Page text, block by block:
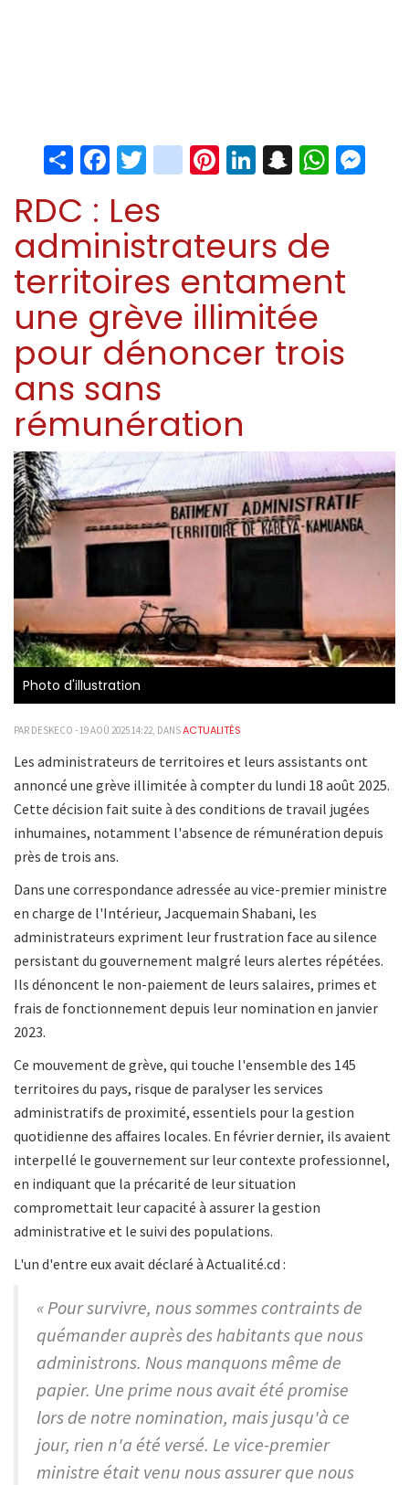
ShareFacebook
Twitter
instagram
Pinterest
LinkedIn
Snapchat
RDC : Les
administrateurs de
territoires entament
une grève illimitée
pour dénoncer trois
ans sans
rémunération
Photo d'illustration
PAR DESKECO - 19 AOÛ 2025 14:22, DANSACTUALITÉS
Les administrateurs de territoires et leurs assistants ont
annoncé une grève illimitée à compter du lundi 18 août 2025.
Cette décision fait suite à des conditions de travail jugées
inhumaines, notamment l'absence de rémunération depuis
près de trois ans.
Dans une correspondance adressée au vice-premier ministre
en charge de l'Intérieur, Jacquemain Shabani, les
administrateurs expriment leur frustration face au silence
persistant du gouvernement malgré leurs alertes répétées.
Ils dénoncent le non-paiement de leurs salaires, primes et
frais de fonctionnement depuis leur nomination en janvier
2023.
Ce mouvement de grève, qui touche l'ensemble des 145
territoires du pays, risque de paralyser les services
administratifs de proximité, essentiels pour la gestion
quotidienne des affaires locales. En février dernier, ils avaient
interpellé le gouvernement sur leur contexte professionnel,
en indiquant que la précarité de leur situation
compromettait leur capacité à assurer la gestion
administrative et le suivi des populations.
L'un d'entre eux avait déclaré à Actualité.cd :
« Pour survivre, nous sommes contraints de
quémander auprès des habitants que nous
administrons. Nous manquons même de
papier. Une prime nous avait été promise
lors de notre nomination, mais jusqu'à ce
jour, rien n'a été versé. Le vice-premier
ministre était venu nous assurer que nous